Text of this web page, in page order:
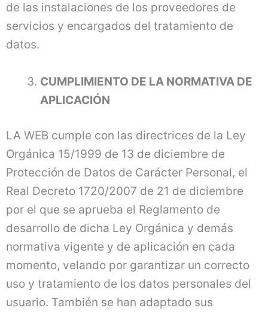
de las instalaciones de los proveedores de
servicios y encargados del tratamiento de
datos.
CUMPLIMIENTO DE LA NORMATIVA DE
APLICACIÓN
LA WEB cumple con las directrices de la Ley
Orgánica 15/1999 de 13 de diciembre de
Protección de Datos de Carácter Personal, el
Real Decreto 1720/2007 de 21 de diciembre
por el que se aprueba el Reglamento de
desarrollo de dicha Ley Orgánica y demás
normativa vigente y de aplicación en cada
momento, velando por garantizar un correcto
uso y tratamiento de los datos personales del
usuario. También se han adaptado sus